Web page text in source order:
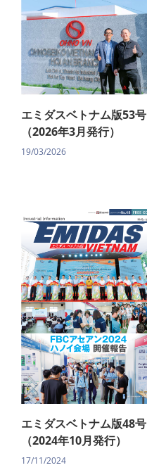
エミダスベトナム版53号
（2026年3月発行）
19/03/2026
エミダスベトナム版48号
（2024年10月発行）
17/11/2024